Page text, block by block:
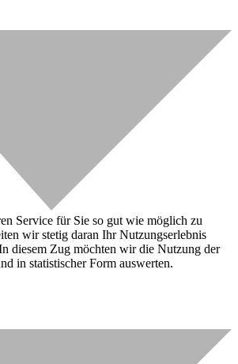
Service für Sie so gut wie möglich zu
wir stetig daran Ihr Nutzungserlebnis
diesem Zug möchten wir die Nutzung der
in statistischer Form auswerten.